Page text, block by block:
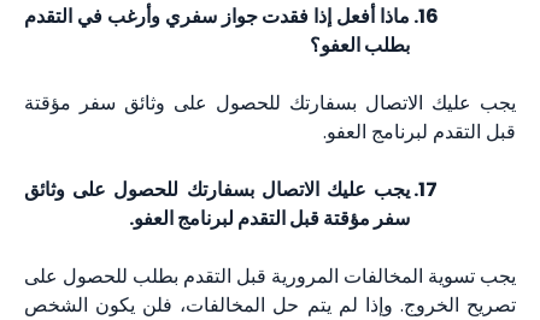
ماذا أفعل إذا فقدت جواز سفري وأرغب في التقدم
بطلب العفو؟
يجب عليك الاتصال بسفارتك للحصول على وثائق سفر مؤقتة
قبل التقدم لبرنامج العفو.
يجب عليك الاتصال بسفارتك للحصول على وثائق
سفر مؤقتة قبل التقدم لبرنامج العفو.
يجب تسوية المخالفات المرورية قبل التقدم بطلب للحصول على
تصريح الخروج. وإذا لم يتم حل المخالفات، فلن يكون الشخص